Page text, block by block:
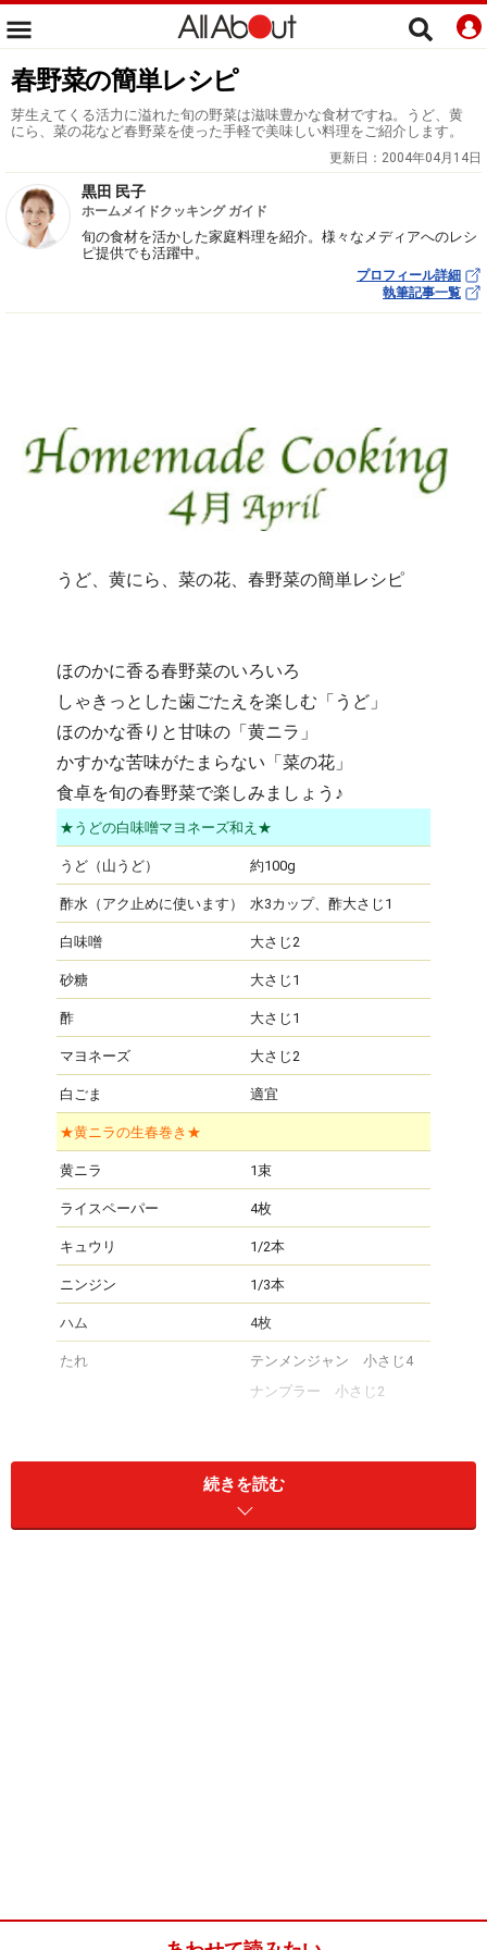
春野菜の簡単レシピ
芽生えてくる活力に溢れた旬の野菜は滋味豊かな食材ですね。うど、黄
にら、菜の花など春野菜を使った手軽で美味しい料理をご紹介します。
更新日： 2004年04月14日
黒田 民子
ホームメイドクッキング ガイド
旬の食材を活かした家庭料理を紹介。様々なメディアへのレシ
ピ提供でも活躍中。
プロフィール詳細
執筆記事一覧
うど、黄にら、菜の花、春野菜の簡単レシピ
ほのかに香る春野菜のいろいろ
しゃきっとした歯ごたえを楽しむ「うど」
ほのかな香りと甘味の「黄ニラ」
かすかな苦味がたまらない「菜の花」
食卓を旬の春野菜で楽しみましょう♪
★うどの白味噌マヨネーズ和え★
うど（山うど） 約100g
酢水（アク止めに使います） 水3カップ、酢大さじ1
白味噌 大さじ2
砂糖 大さじ1
酢 大さじ1
マヨネーズ 大さじ2
白ごま 適宜
★黄ニラの生春巻き★
黄ニラ 1束
ライスペーパー 4枚
キュウリ 1/2本
ニンジン 1/3本
ハム 4枚
たれ
テンメンジャン 小さじ4
ナンプラー 小さじ2
適宜
★菜の花とマグロのカルパッチョ風★
べく早めにお召し上がりください。また、持ち運びの際は保存方
法に注意してください。
続きを読む